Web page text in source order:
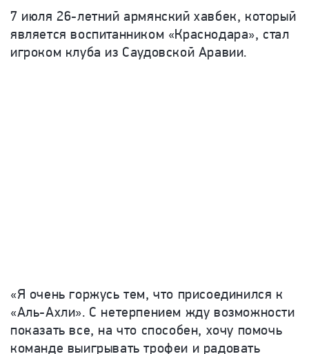
7 июля 26-летний армянский хавбек, который
является воспитанником «Краснодара», стал
игроком клуба из Саудовской Аравии.
«Я очень горжусь тем, что присоединился к
«Аль-Ахли». С нетерпением жду возможности
показать все, на что способен, хочу помочь
команде выигрывать трофеи и радовать